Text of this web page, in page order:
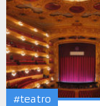
#teatro